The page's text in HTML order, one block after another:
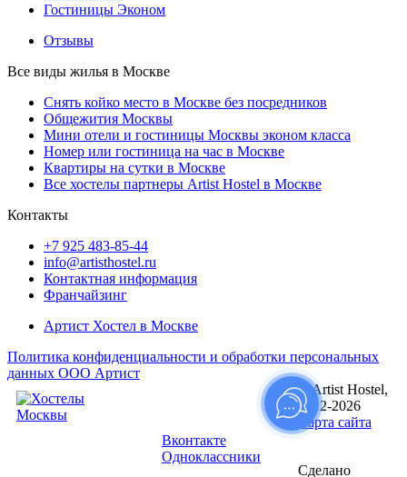
Гостиницы Эконом
Отзывы
Все виды жилья в Москве
Снять койко место в Москве без посредников
Общежития Москвы
Мини отели и гостиницы Москвы эконом класса
Номер или гостиница на час в Москве
Квартиры на сутки в Москве
Все хостелы партнеры Artist Hostel в Москве
Контакты
+7 925 483-85-44
info@artisthostel.ru
Контактная информация
Франчайзинг
Артист Хостел в Москве
Политика конфиденциальности и обработки персональных
данных ООО Артист
Следуйте за
Вконтакте
Одноклассники
© Artist Hostel,
2012-2026
Карта сайта
Сделано